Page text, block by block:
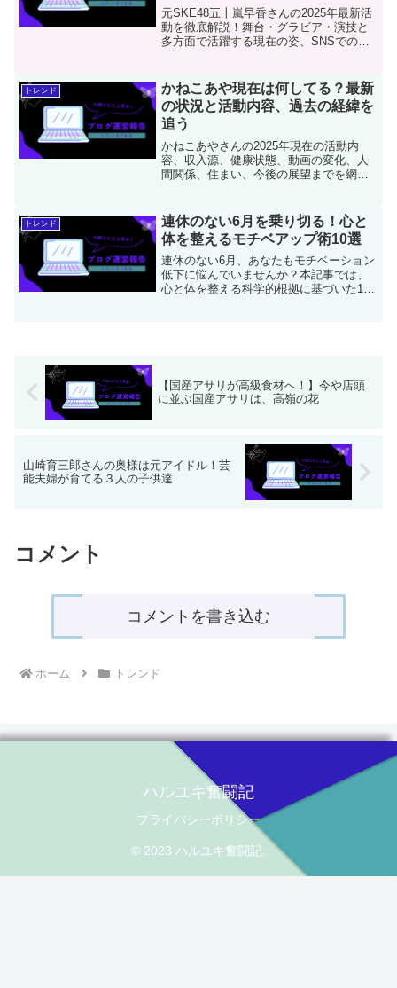
元SKE48五十嵐早香さんの2025年最新活
動を徹底解説！舞台・グラビア・演技と
多方面で活躍する現在の姿、SNSでの素
意欲で輝き続ける彼女の魅力をファン目
線でお届けします。
トレンド
かねこあや現在は何してる？最新
の状況と活動内容、過去の経緯を
追う
かねこあやさんの2025年現在の活動内
容、収入源、健康状態、動画の変化、人
間関係、住まい、今後の展望までを網羅
トレンド
連休のない6月を乗り切る！心と
体を整えるモチベアップ術10選
連休のない6月、あなたもモチベーション
低下に悩んでいませんか？本記事では、
心と体を整える科学的根拠に基づいた10
りの力、人との繋がり、テクノロジーの
活用術まで、あなたに合った方法がきっ
実した6月を過ごしましょう！
【国産アサリが高級食材へ！】今や店頭
に並ぶ国産アサリは、高嶺の花
山崎育三郎さんの奥様は元アイドル！芸
能夫婦が育てる３人の子供達
コメント
コメントを書き込む
ホーム トレンド
ハルユキ奮闘記
プライバシーポリシー
© 2023 ハルユキ奮闘記.